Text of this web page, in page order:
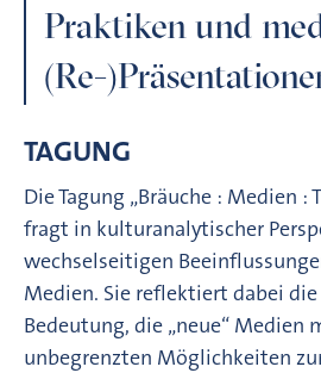
Praktiken und
(Re-
TAGUNG
Die Tagung „Bräuche : Medien :
fragt in kulturanalytischer
wechselseitigen
Medien. Sie reflektiert dabei
Bedeutung, die „neue“ Medien
unbegrenzten Möglichkeiten